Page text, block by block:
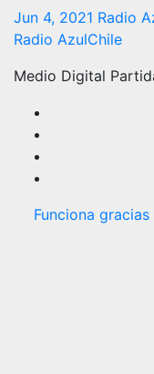
Jun 4, 2021 Radio
Radio AzulChile
Medio Digital
Funciona